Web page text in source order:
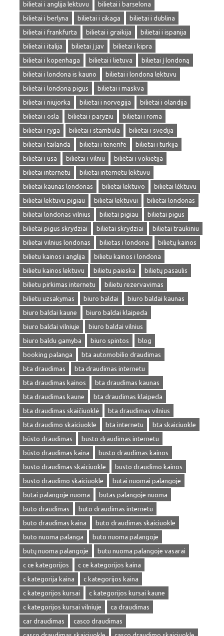
bilietai i anglija lektuvu
bilietai i barselona
bilietai i berlyna
bilietai i cikaga
bilietai i dublina
bilietai i frankfurta
bilietai i graikija
bilietai i ispanija
bilietai i italija
bilietai į jav
bilietai i kipra
bilietai i kopenhaga
bilietai i lietuva
bilietai į londoną
bilietai i londona is kauno
bilietai i londona lektuvu
bilietai i londona pigus
bilietai i maskva
bilietai i niujorka
bilietai i norvegija
bilietai i olandija
bilietai i osla
bilietai i paryziu
bilietai i roma
bilietai i ryga
bilietai i stambula
bilietai i svedija
bilietai i tailanda
bilietai i tenerife
bilietai i turkija
bilietai i usa
bilietai i vilniu
bilietai i vokietija
bilietai internetu
bilietai internetu lektuvu
bilietai kaunas londonas
bilietai lektuvo
bilietai lėktuvu
bilietai lektuvu pigiau
bilietai lektuvui
bilietai londonas
bilietai londonas vilnius
bilietai pigiau
bilietai pigus
bilietai pigus skrydziai
bilietai skrydziai
bilietai traukiniu
bilietai vilnius londonas
bilietas i londona
bilietų kainos
bilietu kainos i anglija
bilietu kainos i londona
bilietu kainos lektuvu
bilietu paieska
bilietų pasaulis
bilietu pirkimas internetu
bilietu rezervavimas
bilietu uzsakymas
biuro baldai
biuro baldai kaunas
biuro baldai kaune
biuro baldai klaipeda
biuro baldai vilniuje
biuro baldai vilnius
biuro baldu gamyba
biuro spintos
blog
booking palanga
bta automobilio draudimas
bta draudimas
bta draudimas internetu
bta draudimas kainos
bta draudimas kaunas
bta draudimas kaune
bta draudimas klaipeda
bta draudimas skaičiuoklė
bta draudimas vilnius
bta draudimo skaiciuokle
bta internetu
bta skaiciuokle
būsto draudimas
busto draudimas internetu
būsto draudimas kaina
busto draudimas kainos
busto draudimas skaiciuokle
busto draudimo kainos
busto draudimo skaiciuokle
butai nuomai palangoje
butai palangoje nuoma
butas palangoje nuoma
buto draudimas
buto draudimas internetu
buto draudimas kaina
buto draudimas skaiciuokle
buto nuoma palanga
buto nuoma palangoje
butų nuoma palangoje
butu nuoma palangoje vasarai
c ce kategorijos
c ce kategorijos kaina
c kategorija kaina
c kategorijos kaina
c kategorijos kursai
c kategorijos kursai kaune
c kategorijos kursai vilniuje
ca draudimas
car draudimas
casco draudimas